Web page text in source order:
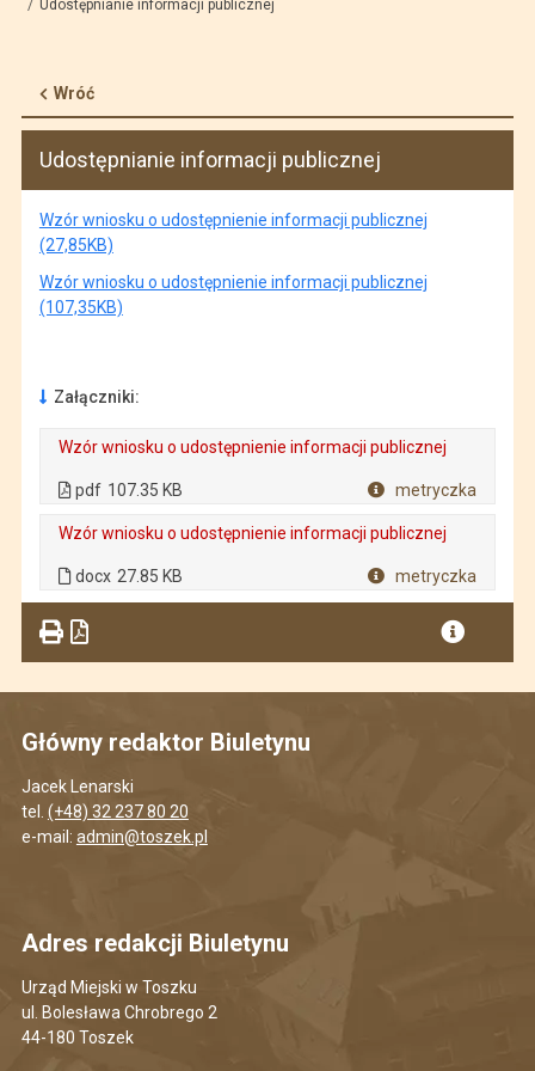
Udostępnianie informacji publicznej
Wróć
Udostępnianie informacji publicznej
Wzór wniosku o udostępnienie informacji publicznej
(27,85KB)
Wzór wniosku o udostępnienie informacji publicznej
(107,35KB)
Załączniki:
Wzór wniosku o udostępnienie informacji publicznej
pdf 107.35 KB metryczka
Wzór wniosku o udostępnienie informacji publicznej
docx 27.85 KB metryczka
Główny redaktor Biuletynu
Jacek Lenarski
tel. (+48) 32 237 80 20
e-mail: admin@toszek.pl
Adres redakcji Biuletynu
Urząd Miejski w Toszku
ul. Bolesława Chrobrego 2
44-180 Toszek